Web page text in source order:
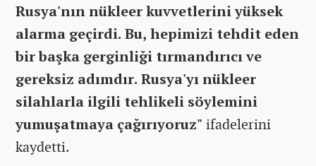
Rusya'nın nükleer kuvvetlerini yüksek
alarma geçirdi. Bu, hepimizi tehdit eden
bir başka gerginliği tırmandırıcı ve
gereksiz adımdır. Rusya'yı nükleer
silahlarla ilgili tehlikeli söylemini
yumuşatmaya çağırıyoruz" ifadelerini
kaydetti.